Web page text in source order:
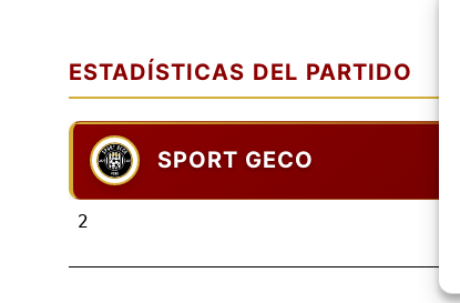
ESTADÍSTICAS DEL PARTIDO
SPORT GECO
2